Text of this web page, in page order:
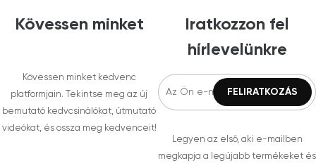
Kövessen minket
Kövessen minket kedvenc
platformjain. Tekintse meg az új
bemutató kedvcsinálókat, útmutató
videókat, és ossza meg kedvenceit!
Iratkozzon fel
hírlevelünkre
Legyen az első, aki e-mailben
megkapja a legújabb termékeket és